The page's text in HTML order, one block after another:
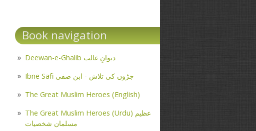
Book navigation
Deewan-e-Ghalib دیوانِ غالب
Ibne Safi جڑوں کی تلاش - ابن صفی
The Great Muslim Heroes (English)
The Great Muslim Heroes (Urdu) عظیم
مسلمان شخصیات